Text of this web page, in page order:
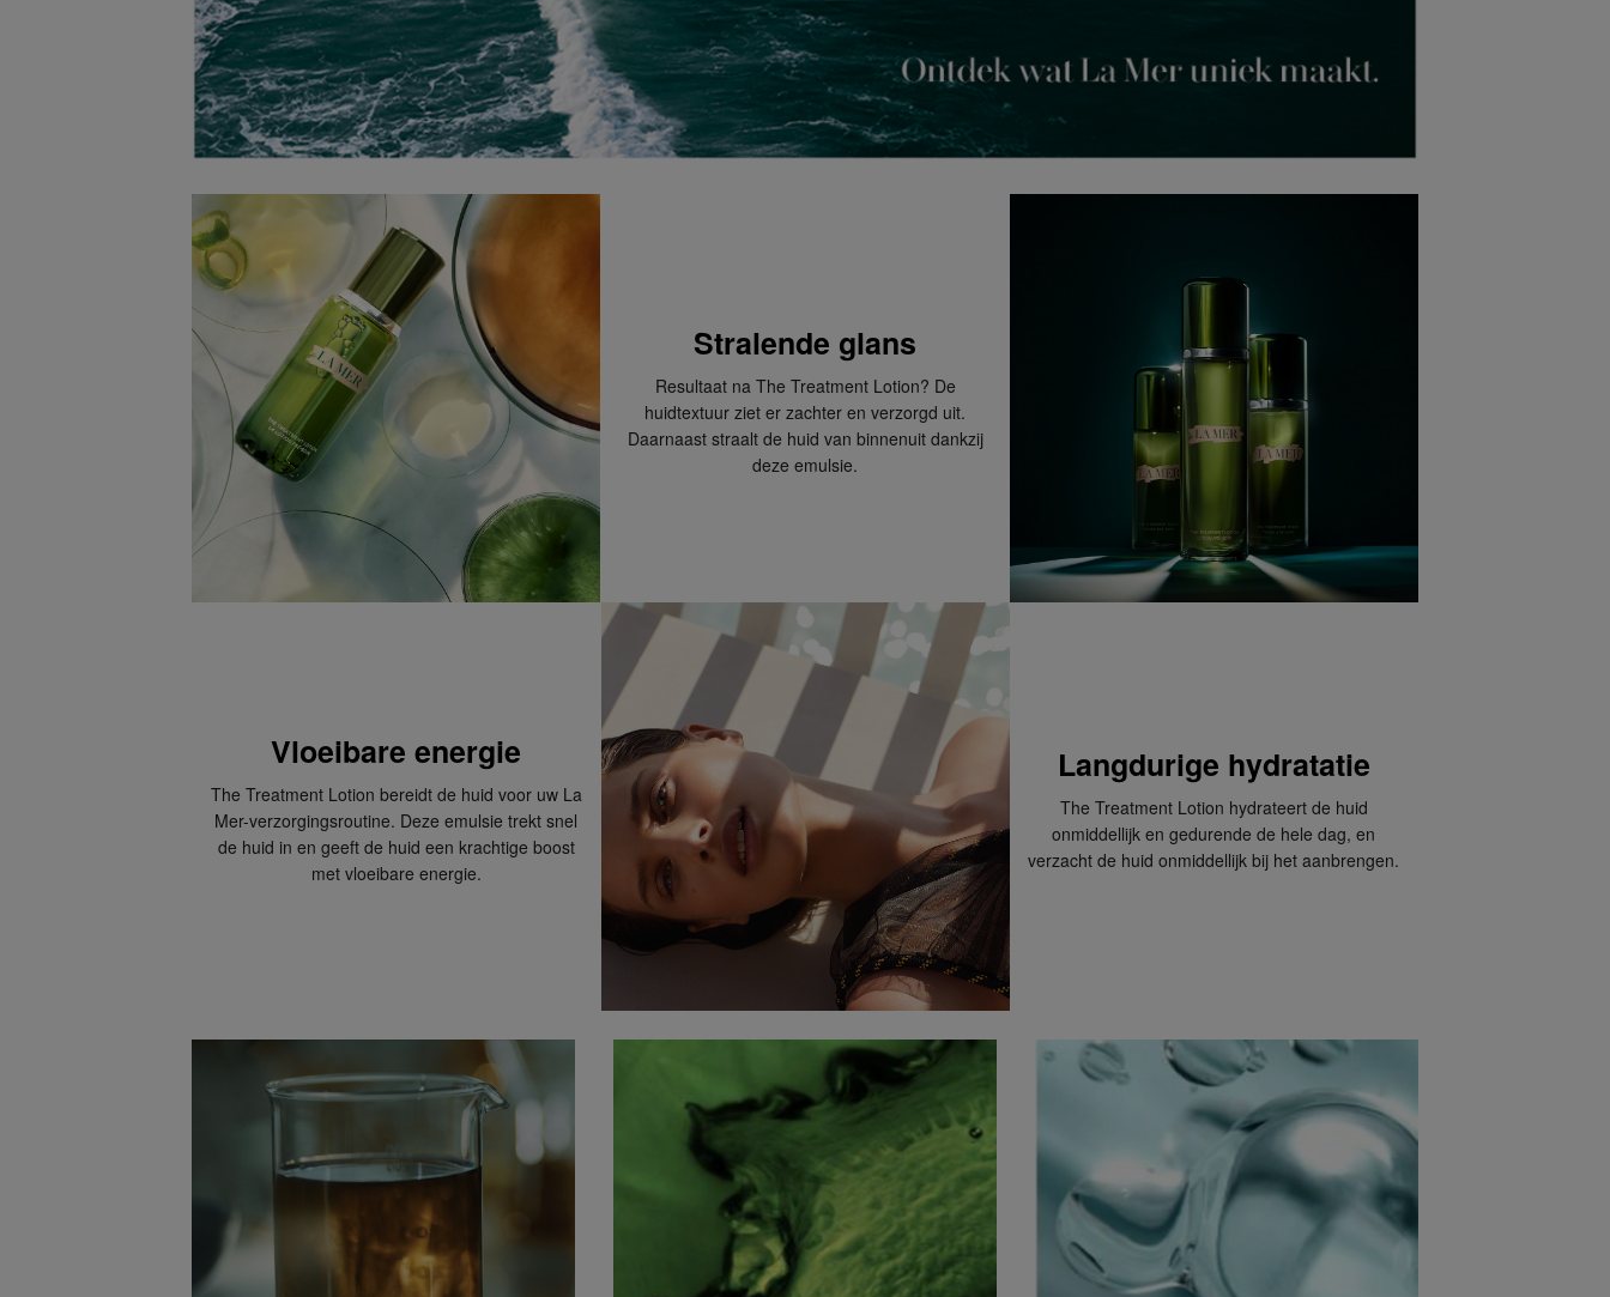
Na ontvangst van jouw bestelling producten heb je 14 dagen om deze
(gedeeltelijk) terug te sturen of te herroepen. Na de herroeping heb je dan nog
eens 14 dagen de tijd om de producten te retourneren. Om jouw bestelling te
herroepen, kun je contact met ons opnemen of gebruikmaken van een
modelformulier voor herroeping.
Omruilen of terugbrengen in de winkel
buurt. Hiervoor hoef je geen retourformulier in te vullen. Neem wel je
orderbevestiging mee.
Ga naar meer info en FAQ’s over retourneren.
Meer vragen rond bestellen? Die vind je op onze FAQ pagina.
Vloeibare energie
The Treatment Lotion bereidt de huid voor uw La
Mer-verzorgingsroutine. Deze emulsie trekt snel
de huid in en geeft de huid een krachtige boost
met vloeibare energie.
Stralende glans
Resultaat na The Treatment Lotion? De
huidtextuur ziet er zachter en verzorgd uit.
Daarnaast straalt de huid van binnenuit dankzij
deze emulsie.
Langdurige hydratatie
The Treatment Lotion hydrateert de huid
onmiddellijk en gedurende de hele dag, en
verzacht de huid onmiddellijk bij het aanbrengen.